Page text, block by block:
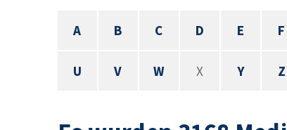
A B C D E F
U V W X Y Z